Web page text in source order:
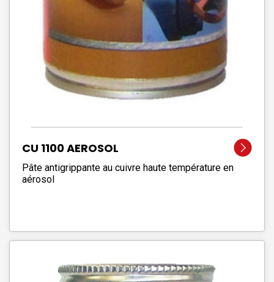
CU 1100 AEROSOL
Pâte antigrippante au cuivre haute température en
aérosol